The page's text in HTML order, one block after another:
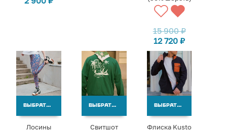
15 900₽
12 720₽
ВЫБРАТЬ ВАРИАНТЫ
Лосины
ВЫБРАТЬ ВАРИАНТЫ
Свитшот
ВЫБРАТЬ ВАРИАНТЫ
Флиска Kusto